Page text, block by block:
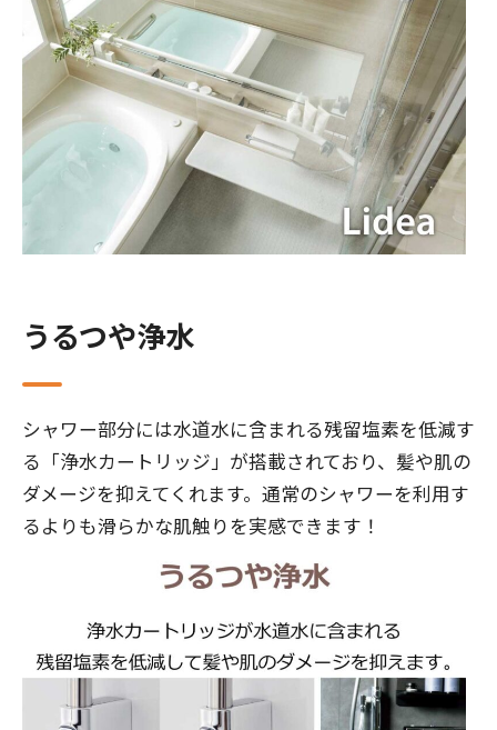
うるつや浄水
シャワー部分には水道水に含まれる残留塩素を低減す
る「浄水カートリッジ」が搭載されており、髪や肌の
ダメージを抑えてくれます。通常のシャワーを利用す
るよりも滑らかな肌触りを実感できます！